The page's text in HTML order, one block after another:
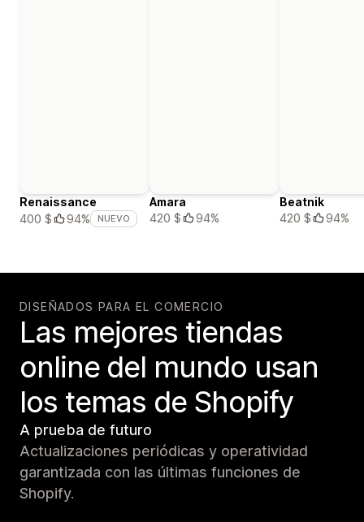
Renaissance
400 $
94% NUEVO
Amara
420 $
94%
Beatnik
420 $
94%
DISEÑADOS PARA EL COMERCIO
Las mejores tiendas
online del mundo usan
los temas de Shopify
A prueba de futuro
Actualizaciones periódicas y operatividad
garantizada con las últimas funciones de
Shopify.